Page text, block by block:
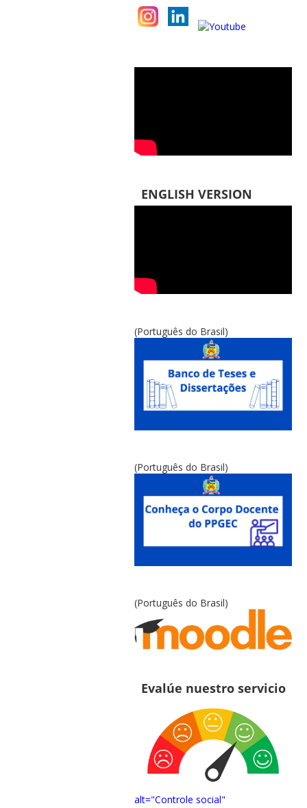
ENGLISH VERSION
(Português do Brasil)
(Português do Brasil)
(Português do Brasil)
Evalúe nuestro servicio
alt="Controle social"